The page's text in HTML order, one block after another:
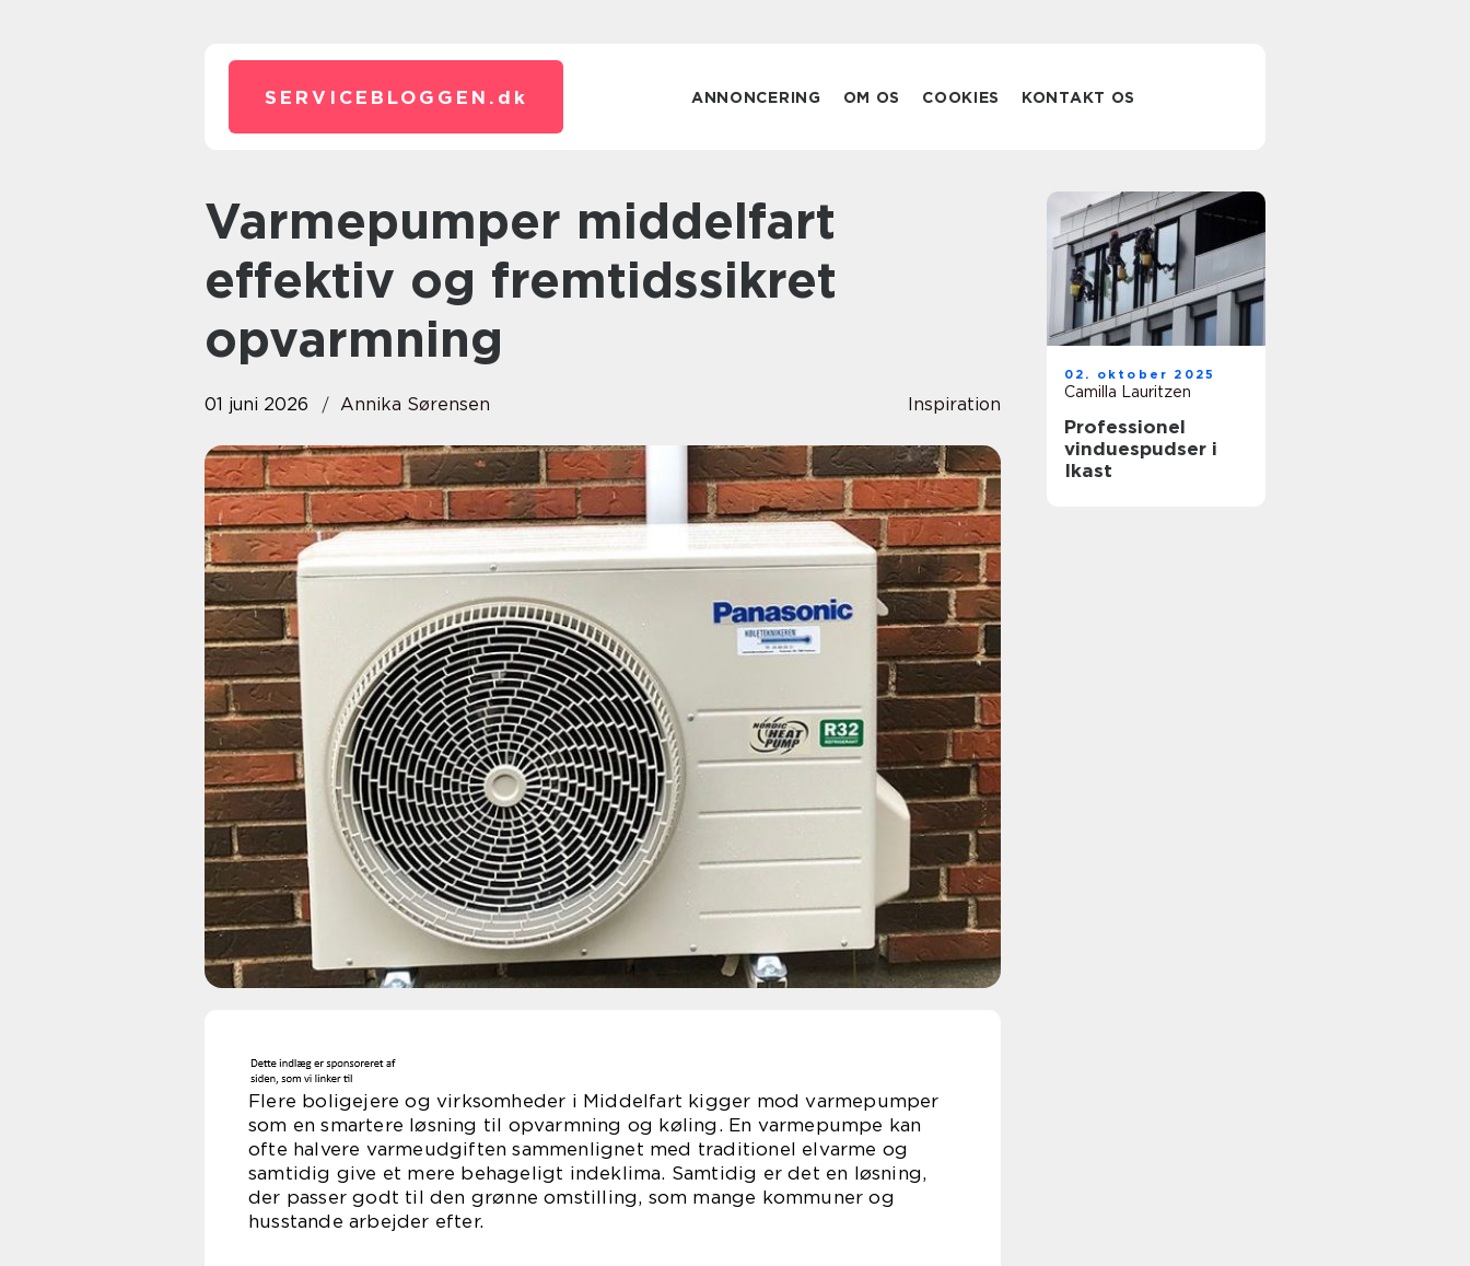
SERVICEBLOGGEN. dk ANNONCERING OM OS COOKIES KONTAKT OS
Varmepumper middelfart
effektiv og fremtidssikret
opvarmning
01 juni 2026 Annika Sørensen Inspiration
Flere boligejere og virksomheder i Middelfart kigger mod varmepumper
som en smartere løsning til opvarmning og køling. En varmepumpe kan
ofte halvere varmeudgiften sammenlignet med traditionel elvarme og
samtidig give et mere behageligt indeklima. Samtidig er det en løsning,
der passer godt til den grønne omstilling, som mange kommuner og
husstande arbejder efter.
02. oktober 2025
Camilla Lauritzen
Professionel
vinduespudser i
Ikast